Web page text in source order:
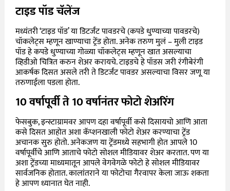
टाइड पॉड चॅलेंज
मध्यंतरी ‘टाइड पॉड’ या डिटर्जंट पावडरचे (कपडे धुण्याच्या पावडरचे)
चॉकलेट्स म्हणून खाण्याचा ट्रेंड होता. अनेक तरुण मुलं – मुली टाइड
पॉड हे कपडे धुण्याच्या गोळ्या चॉकलेट्स म्हणून खात असल्याचा
व्हिडीओ चित्रित करुन शेअर करायचे. टाइडचे हे पॉडस जरी रंगीबेरंगी
आकर्षक दिसत असले तरी ते डिटर्जंट पावडर असल्याचा विसर जणू या
तरुणाईला पडला होता.
10 वर्षापूर्वी ते 10 वर्षानंतर फोटो शेअरिंग
फेसबुक, इन्स्टाग्रामवर आपण दहा वर्षापूर्वी कसे दिसायचो आणि आता
कसे दिसत आहोत अशा कॅप्शनखाली फोटो शेअर करण्याचा ट्रेंड
अचानक सुरु होतो. अनेकजण या ट्रेंडमध्ये सहभागी होत आपले 10
वर्षापूर्वीचे आणि आताचे फोटो सोशल मीडियावर शेअर करतात. पण या
अशा ट्रेंडच्या माध्यमातून आपले वेगवेगळे फोटो हे सोशल मीडियावर
सार्वजनिक होतात. कालांतराने या फोटोचा गैरवापर केला जाऊ शकता
हे आपण ध्यानात घेत नाही.